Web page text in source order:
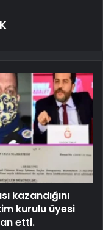
kazandığını
kurulu üyesi
etti.